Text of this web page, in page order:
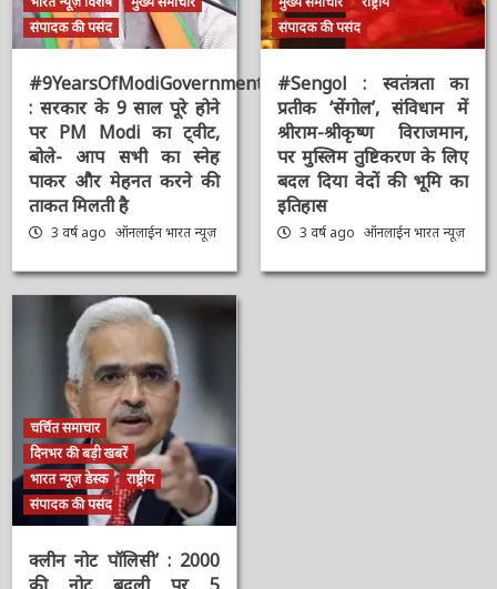
भारत न्यूज़ विशेष
मुख्य समाचार
#9YearsOfModiGovernment
: सरकार के 9 साल पूरे होने
पर PM Modi का ट्वीट,
बोले- आप सभी का स्नेह
पाकर और मेहनत करने की
ताकत मिलती है
3 वर्ष ago ऑनलाईन भारत
न्यूज़
मुख्य समाचार
राष्ट्रीय
#Sengol : स्वतंत्रता का
प्रतीक ‘सेंगोल’, संविधान में
श्रीराम-श्रीकृष्ण विराजमान,
पर मुस्लिम तुष्टिकरण के
लिए बदल दिया वेदों की भूमि
का इतिहास
3 वर्ष ago ऑनलाईन भारत
चर्चित समाचार
दिनभर की बड़ी खबरें
भारत न्यूज़ डेस्क
राष्ट्रीय
संपादक की पसंद